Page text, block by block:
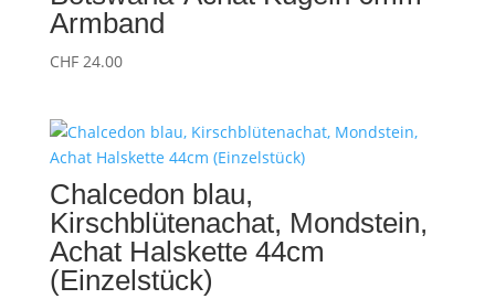
Armband
CHF24.00
Chalcedon blau,
Kirschblütenachat, Mondstein,
Achat Halskette 44cm
(Einzelstück)